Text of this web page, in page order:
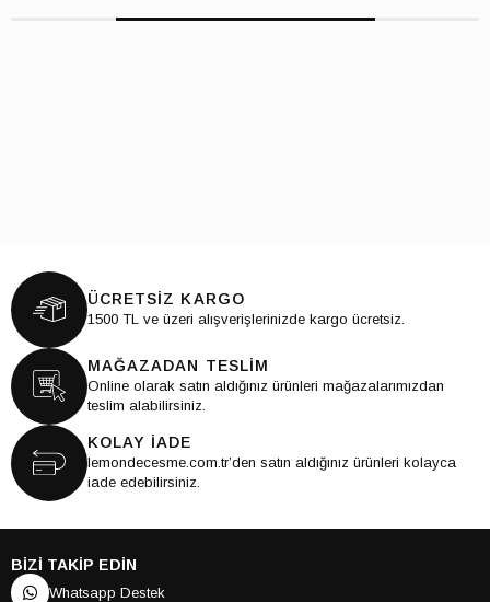
ÜCRETSİZ KARGO
1500 TL ve üzeri alışverişlerinizde kargo ücretsiz.
MAĞAZADAN TESLİM
Online olarak satın aldığınız ürünleri mağazalarımızdan
teslim alabilirsiniz.
KOLAY İADE
lemondecesme.com.tr’den satın aldığınız ürünleri kolayca
iade edebilirsiniz.
BİZİ TAKİP EDİN
Whatsapp Destek